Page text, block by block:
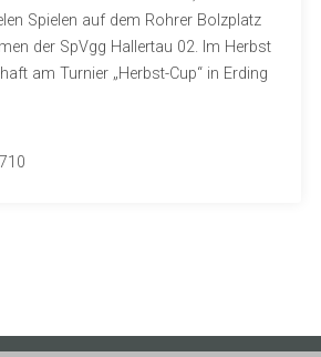
Spielen auf dem Rohrer Bolzplatz
der SpVgg Hallertau 02. Im Herbst
am Turnier „Herbst-Cup“ in Erding